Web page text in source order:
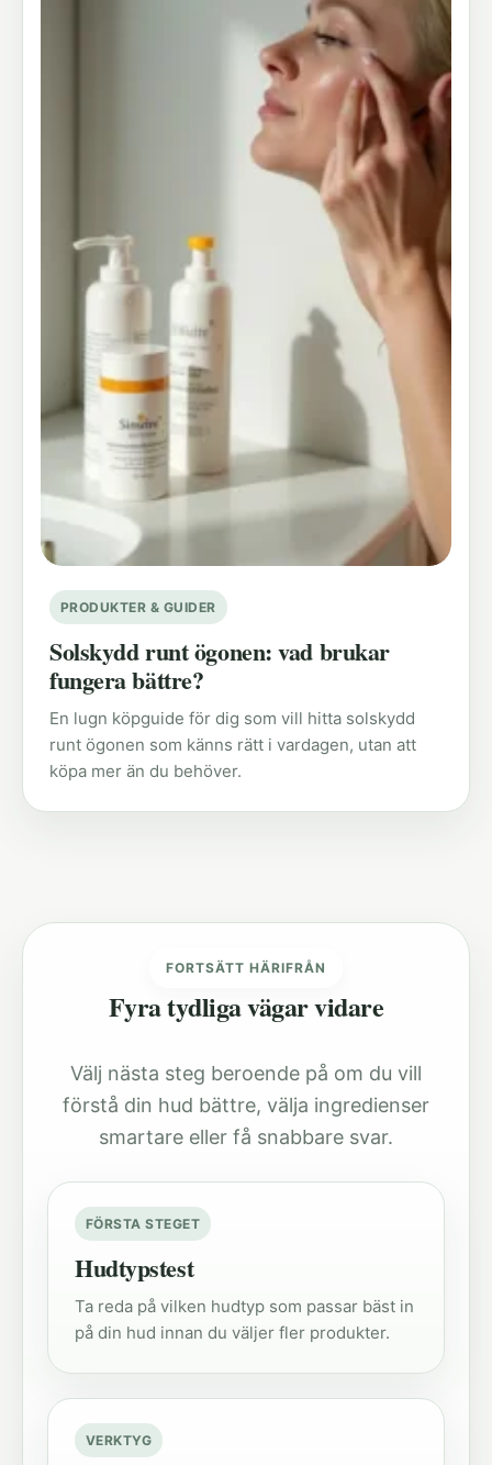
PRODUKTER & GUIDER
Solskydd runt ögonen: vad brukar
fungera bättre?
En lugn köpguide för dig som vill hitta solskydd
runt ögonen som känns rätt i vardagen, utan att
köpa mer än du behöver.
FORTSÄTT HÄRIFRÅN
Fyra tydliga vägar vidare
Välj nästa steg beroende på om du vill
förstå din hud bättre, välja ingredienser
smartare eller få snabbare svar.
FÖRSTA STEGET
Hudtypstest
Ta reda på vilken hudtyp som passar bäst in
på din hud innan du väljer fler produkter.
VERKTYG